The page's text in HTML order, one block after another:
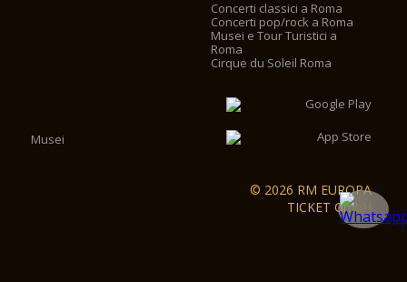
Concerti classici a Roma
Concerti pop/rock a Roma
Musei e Tour Turistici a
Roma
Cirque du Soleil Roma
Musei
© 2026 RM EUROPA
TICKET GmbH